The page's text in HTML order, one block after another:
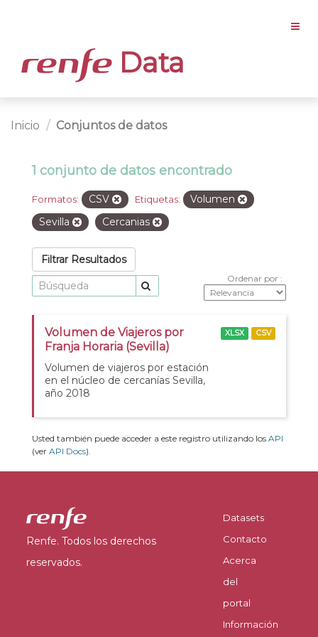
Data
Inicio Conjuntos de datos
1 conjunto de datos encontrado
Formatos: CSV Etiquetas:
Volumen
Sevilla
Cercanias
Filtrar Resultados
Ordenar por
Volumen de Viajeros por
Franja Horaria (Sevilla)
Volumen de viajeros por estación
en el núcleo de cercanías Sevilla,
año 2018
XLSX CSV
Usted también puede acceder a este registro utilizando los API
(ver API Docs).
Renfe. Todos los derechos
reservados.
Datasets
Contacto
Acerca
del
portal
Información